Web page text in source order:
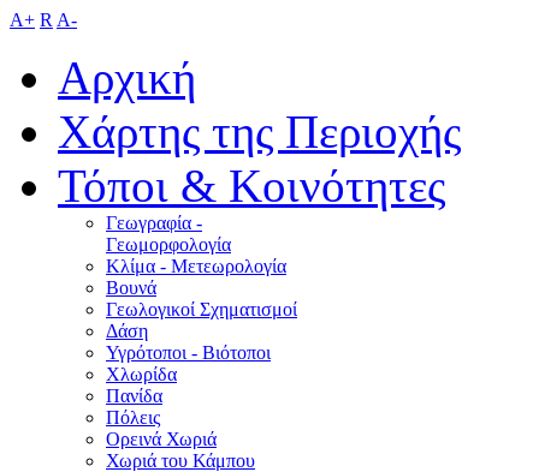
A+ R A-
Αρχική
Χάρτης της Περιοχής
Τόποι & Κοινότητες
Γεωγραφία -
Γεωμορφολογία
Κλίμα - Mετεωρολογία
Βουνά
Γεωλογικοί Σχηματισμοί
Δάση
Υγρότοποι - Βιότοποι
Χλωρίδα
Πανίδα
Πόλεις
Ορεινά Χωριά
Χωριά του Κάμπου